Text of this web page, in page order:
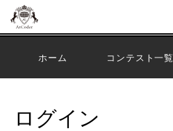
ホーム コンテスト一覧
ログイン